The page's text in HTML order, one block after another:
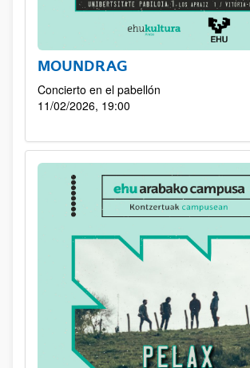
MOUNDRAG
Concierto en el pabellón
11/02/2026, 19:00